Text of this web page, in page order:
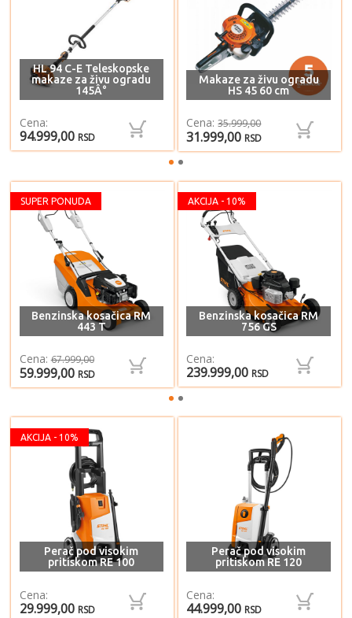
HL 94 C-E Teleskopske
makaze za živu ogradu
145Â°
Cena:
94.999,00 RSD
Makaze za živu ogradu
HS 45 60 cm
Cena:35.999,00
31.999,00 RSD
SUPER PONUDA
Benzinska kosačica RM
443 T
Cena:67.999,00
59.999,00 RSD
AKCIJA - 10%
Benzinska kosačica RM
756 GS
Cena:
239.999,00 RSD
AKCIJA - 10%
Perač pod visokim
pritiskom RE 100
Cena:
29.999,00 RSD
Perač pod visokim
pritiskom RE 120
Cena:
44.999,00 RSD